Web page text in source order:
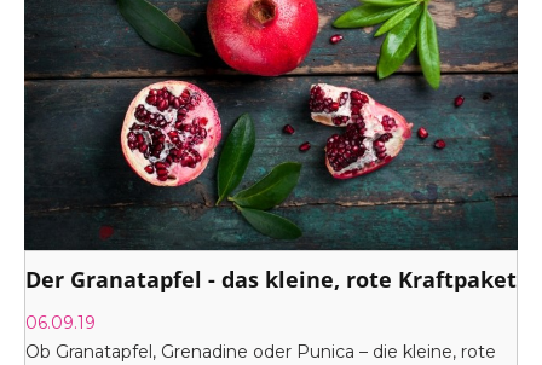
Der Granatapfel - das kleine, rote Kraftpaket
06.09.19
Ob Granatapfel, Grenadine oder Punica – die kleine, rote